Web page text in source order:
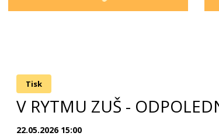
Tisk
V RYTMU ZUŠ -
22.05.2026 15:00